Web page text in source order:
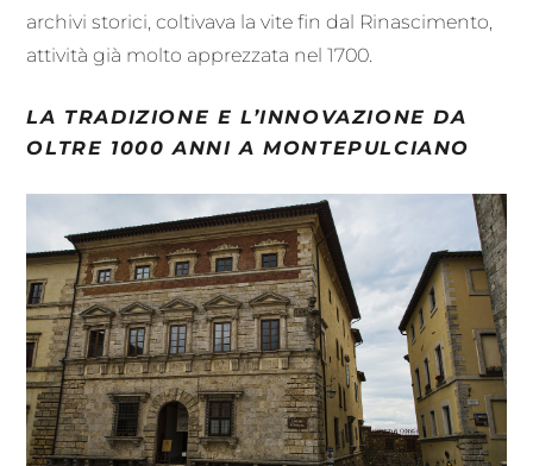
archivi storici, coltivava la vite fin dal Rinascimento,
attività già molto apprezzata nel 1700.
LA TRADIZIONE E L’INNOVAZIONE DA
OLTRE 1000 ANNI A MONTEPULCIANO